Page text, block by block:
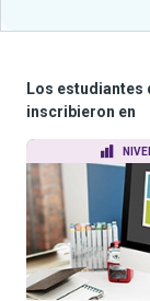
Los estudiantes
inscribieron en